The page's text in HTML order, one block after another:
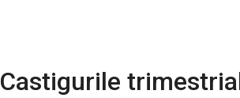
Castigurile